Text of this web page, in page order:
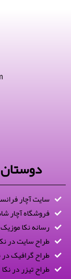
سایت آچار
فروشگاه آچار
رسانه نکا موزیک
طراح سایت در
طراح گرافیک در
طراح تیزر در نکا